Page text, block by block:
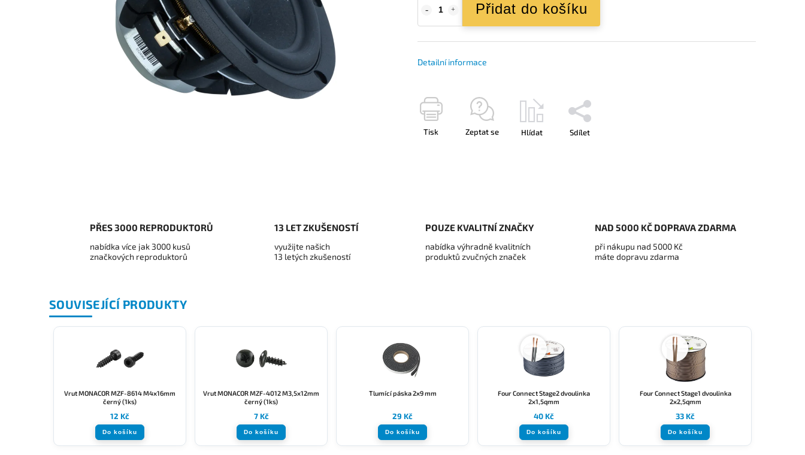
Přidat do košíku
Detailní informace
Tisk Zeptat se Hlídat Sdílet
PŘES 3000 REPRODUKTORŮ
nabídka více jak 3000 kusů
značkových reproduktorů
13 LET ZKUŠENOSTÍ
využijte našich
13 letých zkušeností
POUZE KVALITNÍ ZNAČKY
nabídka výhradně kvalitních
produktů zvučných značek
NAD 5000 KČ DOPRAVA ZDARMA
při nákupu nad 5000 Kč
máte dopravu zdarma
SOUVISEJÍCÍ PRODUKTY
Vrut MONACOR MZF-8614 M4x16mm
černý (1ks)
12 Kč
Do košíku
Vrut MONACOR MZF-4012 M3,5x12mm
černý (1ks)
7 Kč
Do košíku
Tlumící páska 2x9 mm
29 Kč
Do košíku
Four Connect Stage2 dvoulinka
2x1,5qmm
40 Kč
Do košíku
Four Connect Stage1 dvoulinka
2x2,5qmm
33 Kč
Do košíku